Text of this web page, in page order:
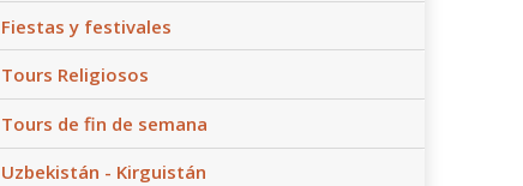
Fiestas y festivales
Tours Religiosos
Tours de fin de semana
Uzbekistán - Kirguistán